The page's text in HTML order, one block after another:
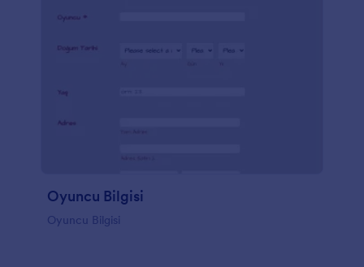
Oyuncu Bilgisi
Oyuncu Bilgisi